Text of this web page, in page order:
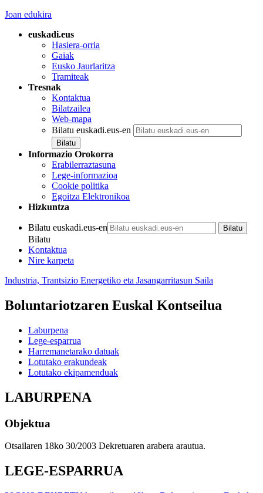
Joan edukira
euskadi.eus
Hasiera-orria
Gaiak
Eusko Jaurlaritza
Tramiteak
Tresnak
Kontaktua
Bilatzailea
Web-mapa
Bilatu euskadi.eus-en
Informazio Orokorra
Erabilerraztasuna
Lege-informazioa
Cookie politika
Egoitza Elektronikoa
Hizkuntza
Bilatu euskadi.eus-en
Bilatu
Kontaktua
Nire karpeta
Industria, Trantsizio Energetiko eta Jasangarritasun Saila
Boluntariotzaren Euskal Kontseilua
Laburpena
Lege-esparrua
Harremanetarako datuak
Lotutako erakundeak
Lotutako ekipamenduak
LABURPENA
Objektua
Otsailaren 18ko 30/2003 Dekretuaren arabera arautua.
LEGE-ESPARRUA